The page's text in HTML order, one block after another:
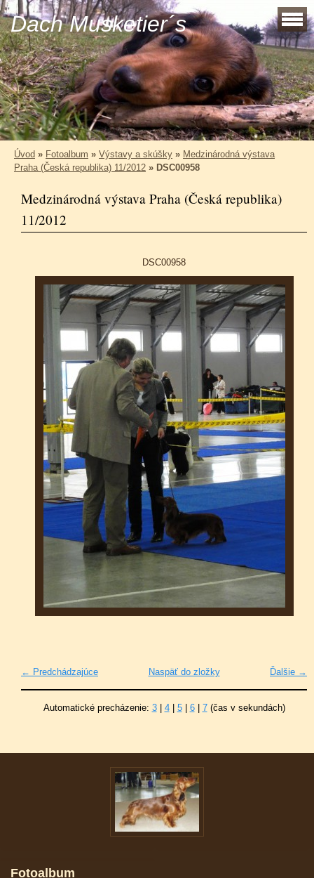
Dach Musketier´s
Úvod » Fotoalbum » Výstavy a skúšky » Medzinárodná výstava
Praha (Česká republika) 11/2012 » DSC00958
Medzinárodná výstava Praha (Česká republika)
11/2012
DSC00958
← Predchádzajúce Ďalšie →
Naspäť do zložky
Automatické precházenie: 3| 4| 5| 6| 7(čas v sekundách)
Fotoalbum